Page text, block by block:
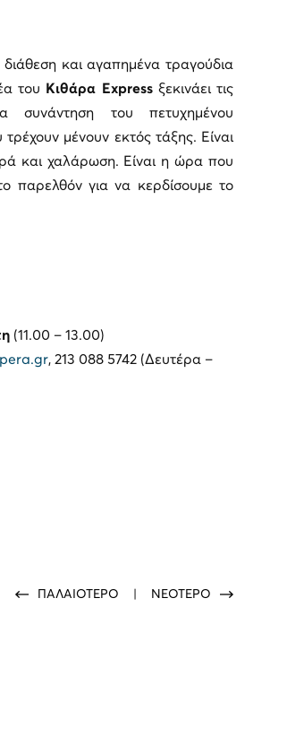
και αγαπημένα τραγούδια
του
Κιθάρα Expressξεκινάει τις
συνάντηση του πετυχημένου
μένουν εκτός τάξης. Eίναι
και χαλάρωση. Είναι η ώρα που
παρελθόν για να κερδίσουμε το
(11.00 – 13.00)
, 213 088 5742 (Δευτέρα –
ΠΑΛΑΙΟΤΕΡΟ ΝΕΟΤΕΡΟ